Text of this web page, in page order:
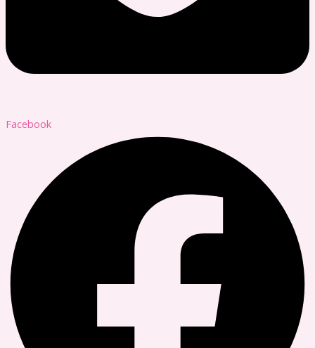
Facebook